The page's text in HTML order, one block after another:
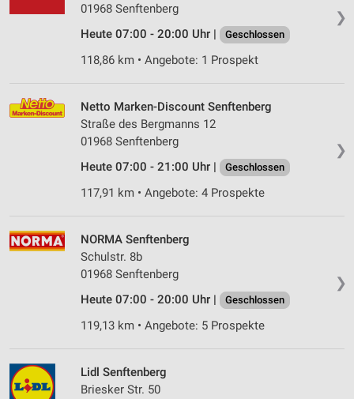
❯
01968 Senftenberg
Heute 07:00 - 20:00 Uhr |
Geschlossen
118,86 km • Angebote: 1 Prospekt
❯
Netto Marken-Discount Senftenberg
Straße des Bergmanns 12
01968 Senftenberg
Heute 07:00 - 21:00 Uhr |
Geschlossen
117,91 km • Angebote: 4 Prospekte
❯
NORMA Senftenberg
Schulstr. 8b
01968 Senftenberg
Heute 07:00 - 20:00 Uhr |
Geschlossen
119,13 km • Angebote: 5 Prospekte
Lidl Senftenberg
Briesker Str. 50